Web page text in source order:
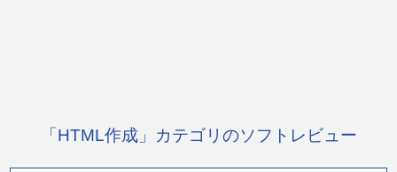
「HTML作成」カテゴリのソフトレビュー